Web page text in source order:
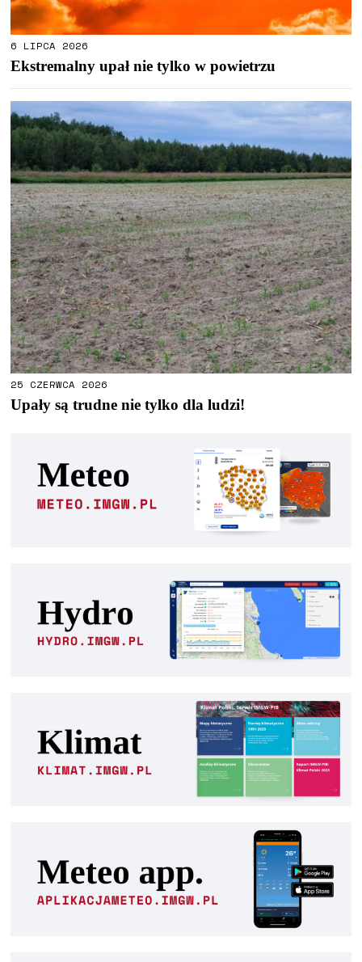
6 LIPCA 2026
Ekstremalny upał nie tylko w powietrzu
25 CZERWCA 2026
Upały są trudne nie tylko dla ludzi!